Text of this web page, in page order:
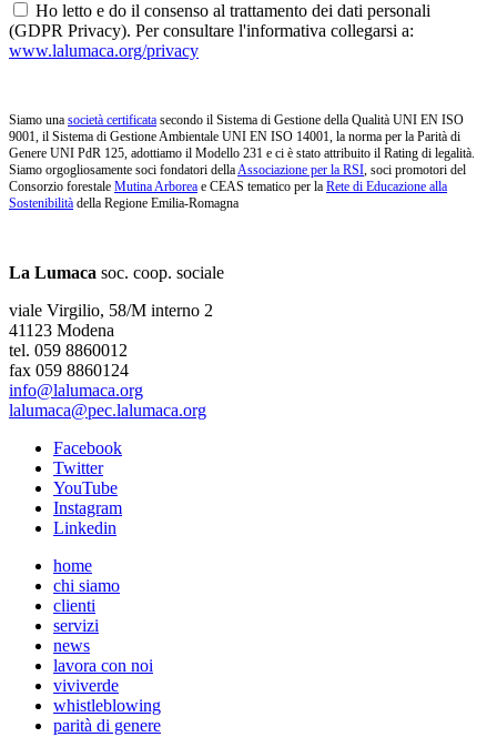
Ho letto e do il consenso al trattamento dei dati personali
(GDPR Privacy). Per consultare l'informativa collegarsi a:
www.lalumaca.org/privacy
Siamo una società certificata secondo il Sistema di Gestione della Qualità UNI EN ISO
9001, il Sistema di Gestione Ambientale UNI EN ISO 14001, la norma per la Parità di
Genere UNI PdR 125, adottiamo il Modello 231 e ci è stato attribuito il Rating di legalità.
Siamo orgogliosamente soci fondatori dellaAssociazione per la RSI, soci promotori del
Consorzio forestale Mutina Arborea e CEAS tematico per la Rete di Educazione alla
Sostenibilità della Regione Emilia-Romagna
La Lumaca soc. coop. sociale
viale Virgilio, 58/M interno 2
41123 Modena
tel. 059 8860012
fax 059 8860124
info@lalumaca.org
lalumaca@pec.lalumaca.org
Facebook
Twitter
YouTube
Instagram
Linkedin
home
chi siamo
clienti
servizi
news
lavora con noi
viviverde
whistleblowing
parità di genere